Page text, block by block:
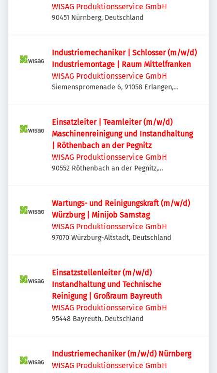
WISAG Produktionsservice GmbH
90451 Nürnberg, Deutschland
Industriemechaniker | Schlosser (m/w/d)
Industriemontage | Raum Mittelfranken
WISAG Produktionsservice GmbH
Siemenspromenade 6, 91058 Erlangen,
Einsatzleiter | Teamleiter (m/w/d)
Maschinenreinigung und Instandhaltung
| Röthenbach an der Pegnitz
WISAG Produktionsservice GmbH
90552 Röthenbach an der Pegnitz,
Wartungs- und Reinigungskraft (m/w/d)
Würzburg | Minijob Samstag
WISAG Produktionsservice GmbH
97070 Würzburg-Altstadt, Deutschland
Einsatzstellenleiter (m/w/d)
Instandhaltung und Technische
Reinigung | Großraum Bayreuth
WISAG Produktionsservice GmbH
95448 Bayreuth, Deutschland
Industriemechaniker (m/w/d) Nürnberg
WISAG Produktionsservice GmbH